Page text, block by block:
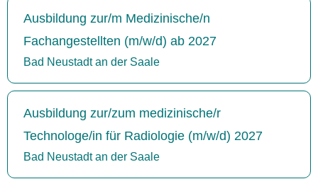
Ausbildung zur/m Medizinische/n
Fachangestellten (m/w/d) ab 2027
Bad Neustadt an der Saale
Ausbildung zur/zum medizinische/r
Technologe/in für Radiologie (m/w/d) 2027
Bad Neustadt an der Saale